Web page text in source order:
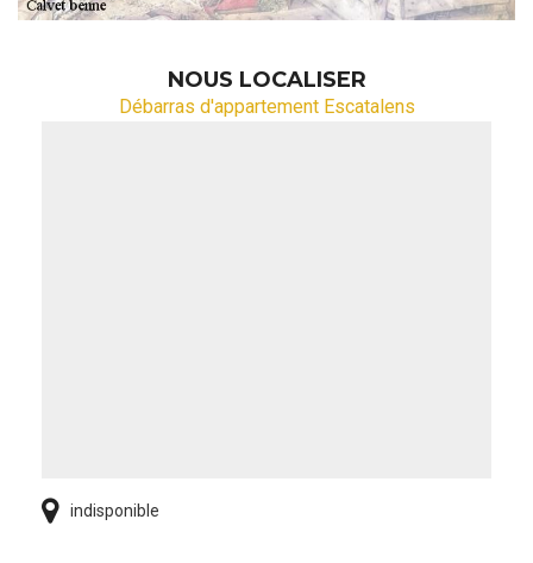
NOUS LOCALISER
Débarras d'appartement Escatalens
indisponible